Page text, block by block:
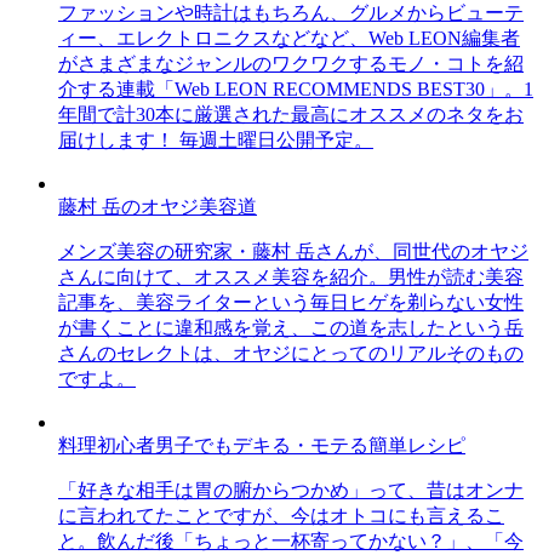
ファッションや時計はもちろん、グルメからビューテ
ィー、エレクトロニクスなどなど、Web LEON編集者
がさまざまなジャンルのワクワクするモノ・コトを紹
介する連載「Web LEON RECOMMENDS BEST30」。1
年間で計30本に厳選された最高にオススメのネタをお
届けします！ 毎週土曜日公開予定。
藤村 岳のオヤジ美容道
メンズ美容の研究家・藤村 岳さんが、同世代のオヤジ
さんに向けて、オススメ美容を紹介。男性が読む美容
記事を、美容ライターという毎日ヒゲを剃らない女性
が書くことに違和感を覚え、この道を志したという岳
さんのセレクトは、オヤジにとってのリアルそのもの
ですよ。
料理初心者男子でもデキる・モテる簡単レシピ
「好きな相手は胃の腑からつかめ」って、昔はオンナ
に言われてたことですが、今はオトコにも言えるこ
と。飲んだ後「ちょっと一杯寄ってかない？」、「今